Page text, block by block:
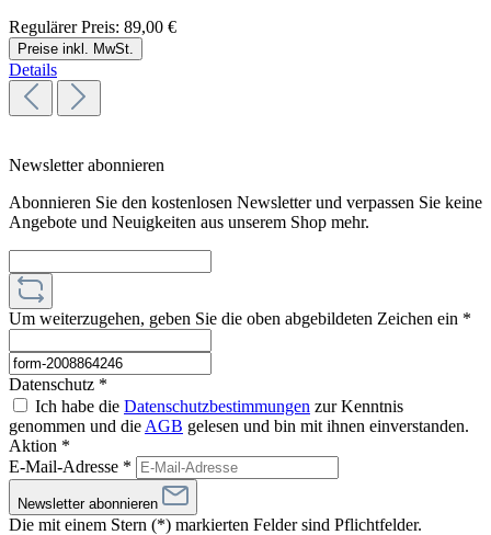
Regulärer Preis: 89,00 €
Preise inkl. MwSt.
Details
Newsletter abonnieren
Abonnieren Sie den kostenlosen Newsletter und verpassen Sie keine
Angebote und Neuigkeiten aus unserem Shop mehr.
Um weiterzugehen, geben Sie die oben abgebildeten Zeichen ein *
Datenschutz *
Ich habe die Datenschutzbestimmungen zur Kenntnis
genommen und die AGB gelesen und bin mit ihnen einverstanden.
Aktion *
E-Mail-Adresse *
Newsletter abonnieren
Die mit einem Stern (*) markierten Felder sind Pflichtfelder.